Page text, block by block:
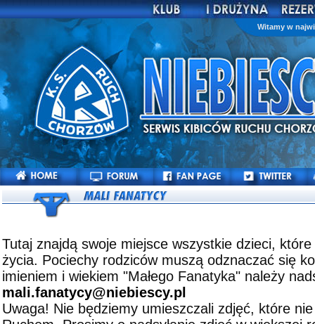
Witamy w
Tutaj znajdą swoje miejsce wszystkie dzieci,
życia. Pociechy rodziców muszą odznaczać się
imieniem i wiekiem "Małego Fanatyka" należy
mali.fanatycy@niebiescy.pl
Uwaga! Nie będziemy umieszczali zdjęć, które